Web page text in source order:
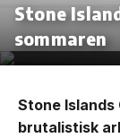
Stone
sommaren
Stone
brutalistisk